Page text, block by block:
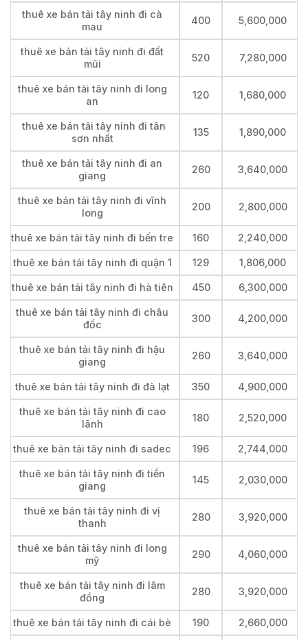
thuê xe bán tải tây ninh đi cà
mau
400 5,600,000
thuê xe bán tải tây ninh đi đất
mũi
520 7,280,000
thuê xe bán tải tây ninh đi long
an
120 1,680,000
thuê xe bán tải tây ninh đi tân
sơn nhất
135 1,890,000
thuê xe bán tải tây ninh đi an
giang
260 3,640,000
thuê xe bán tải tây ninh đi vĩnh
long
200 2,800,000
thuê xe bán tải tây ninh đi bến tre 160 2,240,000
thuê xe bán tải tây ninh đi quận 1 129 1,806,000
thuê xe bán tải tây ninh đi hà tiên 450 6,300,000
thuê xe bán tải tây ninh đi châu
đốc
300 4,200,000
thuê xe bán tải tây ninh đi hậu
giang
260 3,640,000
thuê xe bán tải tây ninh đi đà lạt 350 4,900,000
thuê xe bán tải tây ninh đi cao
lãnh
180 2,520,000
thuê xe bán tải tây ninh đi sadec 196 2,744,000
thuê xe bán tải tây ninh đi tiền
giang
145 2,030,000
thuê xe bán tải tây ninh đi vị
thanh
280 3,920,000
thuê xe bán tải tây ninh đi long
mỹ
290 4,060,000
thuê xe bán tải tây ninh đi lâm
đồng
280 3,920,000
thuê xe bán tải tây ninh đi cái bè 190 2,660,000